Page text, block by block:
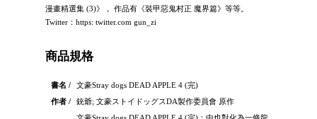
漫畫精選集 (3)》， 作品有《裝甲惡鬼村正 魔界篇》等等。
Twitter：https: twitter.com gun_zi
商品規格
書名 /
文豪Stray dogs DEAD APPLE 4 (完)
作者 /
銃爺; 文豪ストイドッグスDA製作委員會 原作